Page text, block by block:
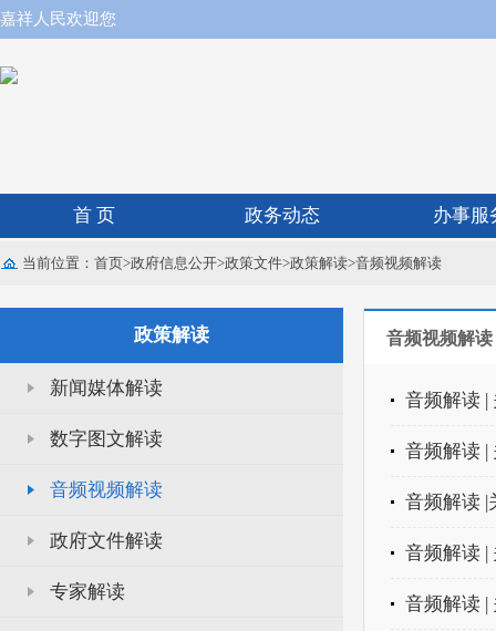
嘉祥人民欢迎您
首 页 政务动态 办事服
当前位置： 首页>政府信息公开>政策文件>政策解读>音频视频解读
政策解读
新闻媒体解读
数字图文解读
音频视频解读
政府文件解读
专家解读
音频视频解读
音频解读 |
音频解读 |
音频解读 |
音频解读 |
音频解读 |